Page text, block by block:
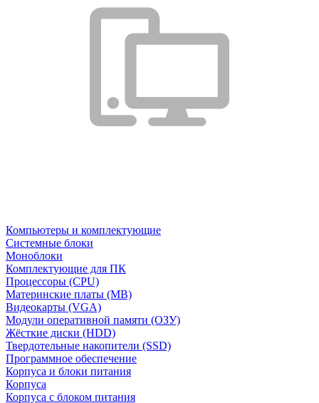
Компьютеры и комплектующие
Системные блоки
Моноблоки
Комплектующие для ПК
Процессоры (CPU)
Материнские платы (MB)
Видеокарты (VGA)
Модули оперативной памяти (ОЗУ)
Жёсткие диски (HDD)
Твердотельные накопители (SSD)
Программное обеспечение
Корпуса и блоки питания
Корпуса
Корпуса с блоком питания